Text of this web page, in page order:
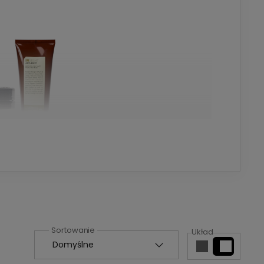
puszyć się.
Układ